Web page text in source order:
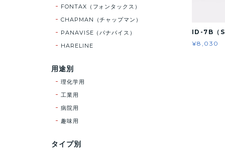
ID-7B（
¥8,030
FONTAX（フォンタックス）
CHAPMAN（チャップマン）
PANAVISE（パナバイス）
HARELINE
用途別
理化学用
工業用
病院用
趣味用
タイプ別